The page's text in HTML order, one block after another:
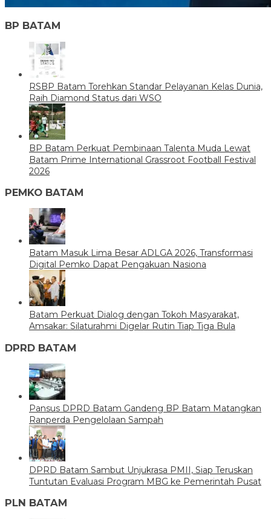
BP BATAM
RSBP Batam Torehkan Standar Pelayanan Kelas Dunia,
Raih Diamond Status dari WSO
BP Batam Perkuat Pembinaan Talenta Muda Lewat
Batam Prime International Grassroot Football Festival
2026
PEMKO BATAM
Batam Masuk Lima Besar ADLGA 2026, Transformasi
Digital Pemko Dapat Pengakuan Nasiona
Batam Perkuat Dialog dengan Tokoh Masyarakat,
Amsakar: Silaturahmi Digelar Rutin Tiap Tiga Bula
DPRD BATAM
Pansus DPRD Batam Gandeng BP Batam Matangkan
Ranperda Pengelolaan Sampah
DPRD Batam Sambut Unjukrasa PMII, Siap Teruskan
Tuntutan Evaluasi Program MBG ke Pemerintah Pusat
PLN BATAM